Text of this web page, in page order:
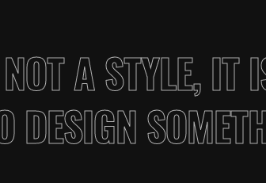
A STYLE, IT
DESIGN